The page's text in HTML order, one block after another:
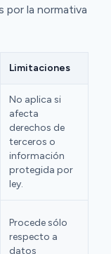
por la normativa
Limitaciones
No aplica si
afecta
derechos de
terceros o
información
protegida por
ley.
Procede sólo
respecto a
datos